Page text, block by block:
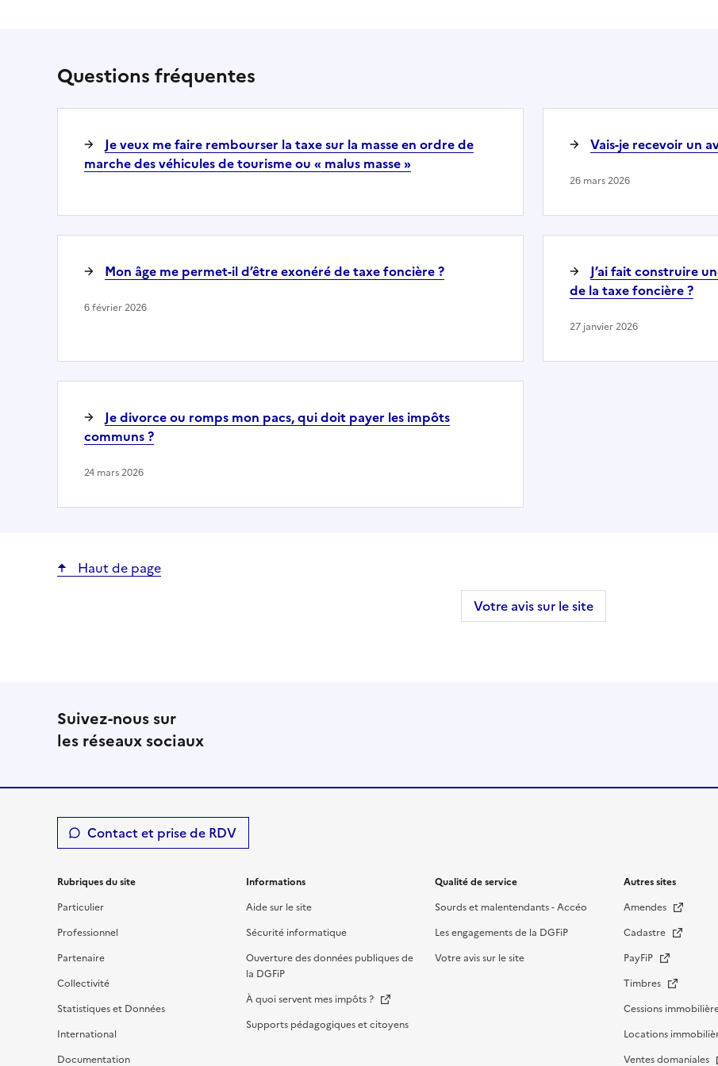
Questions fréquentes
Je veux me faire rembourser la taxe sur la masse en ordre de
marche des véhicules de tourisme ou « malus masse »
Vais-je recevoir un
26 mars 2026
Mon âge me permet-il d’être exonéré de taxe foncière ?
6 février 2026
J’ai fait construire
de la taxe foncière ?
27 janvier 2026
Je divorce ou romps mon pacs, qui doit payer les impôts
communs ?
24 mars 2026
Haut de page
Votre avis sur le site
Suivez-nous sur
les réseaux sociaux
Contact et prise de RDV
Rubriques du site
Particulier
Professionnel
Partenaire
Collectivité
Statistiques et Données
International
Documentation
Informations
Aide sur le site
Sécurité informatique
Ouverture des données publiques de
la DGFiP
À quoi servent mes impôts ?
Supports pédagogiques et citoyens
Qualité de service
Sourds et malentendants - Accéo
Les engagements de la DGFiP
Votre avis sur le site
Autres sites
Amendes
Cadastre
PayFiP
Timbres
Cessions
Locations
Ventes domaniales